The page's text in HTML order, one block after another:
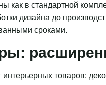
как в стандартной
дизайна до
сроками.
товаров: